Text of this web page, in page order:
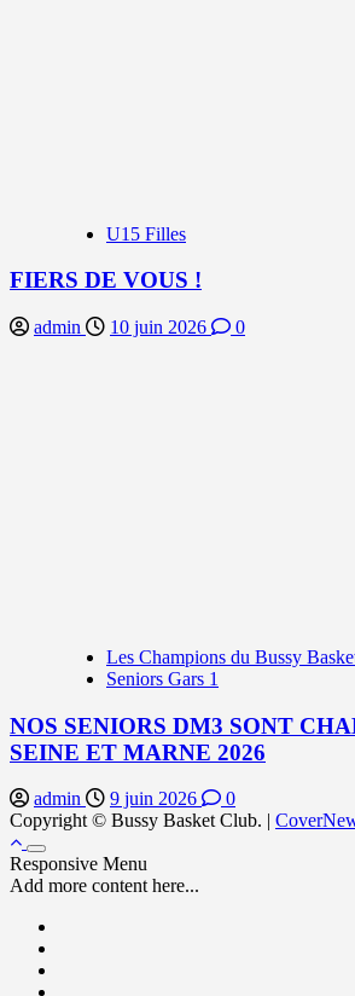
U15 Filles
FIERS DE VOUS !
admin 10 juin 2026 0
Les Champions du Bussy
Seniors Gars 1
NOS SENIORS DM3 SONT
SEINE ET MARNE 2026
admin 9 juin 2026
0
Copyright © Bussy Basket Club. |
Responsive Menu
Add more content here...